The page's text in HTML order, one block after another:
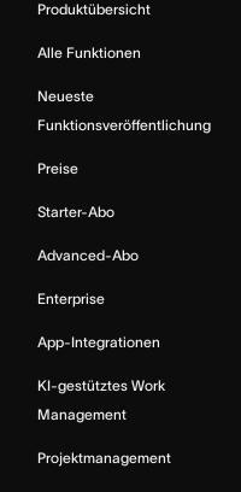
Produktübersicht
Alle Funktionen
Neueste
Funktionsveröffentlichung
Preise
Starter-Abo
Advanced-Abo
Enterprise
App-Integrationen
KI-gestütztes Work
Management
Projektmanagement